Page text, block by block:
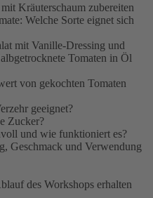
Kräuterschaum zubereiten
Welche Sorte eignet sich
mit Vanille-Dressing und
Tomaten in Öl
von gekochten Tomaten
geeignet?
Zucker?
und wie funktioniert es?
Geschmack und Verwendung
des Workshops erhalten